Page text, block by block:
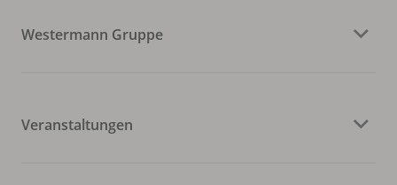
Westermann Gruppe
Veranstaltungen